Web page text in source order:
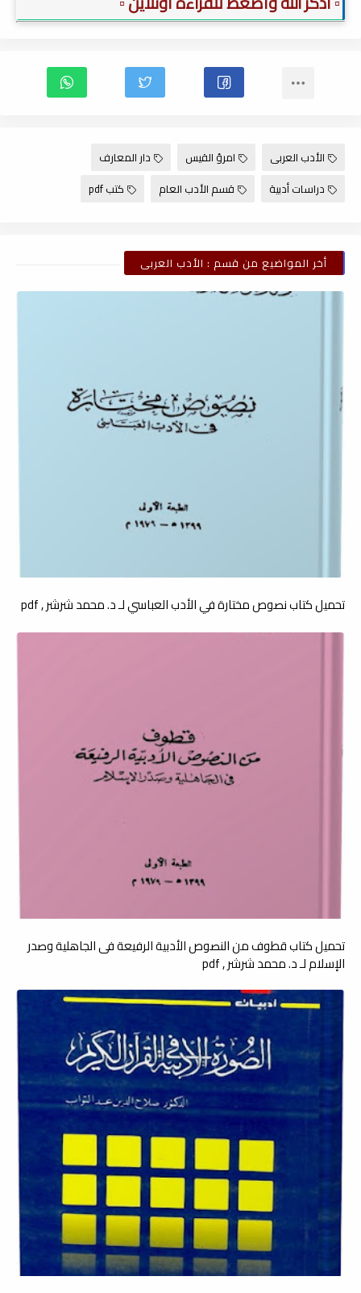
الأدب العربى امرؤ القيس
دار المعارف
دراسات أدبية
قسم الأدب العام كتب pdf
أخر المواضيع من قسم : الأدب العربى
تحميل كتاب نصوص مختارة في الأدب العباسي لـ د. محمد شرشر , pdf
تحميل كتاب قطوف من النصوص الأدبية الرفيعة فى الجاهلية وصدر
الإسلام لـ د. محمد شرشر , pdf